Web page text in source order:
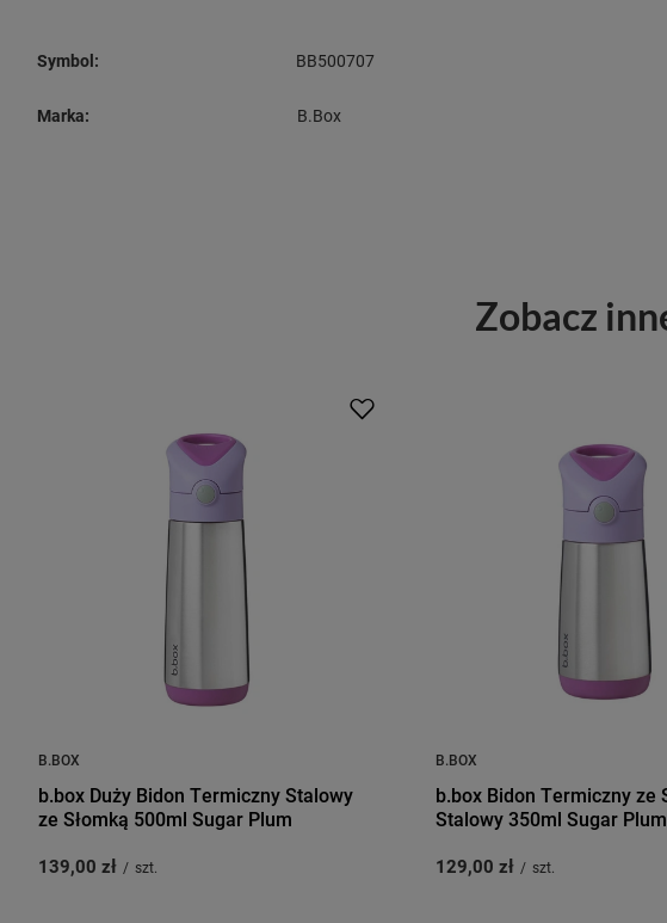
Symbol: BB500707
Marka: B.Box
Zobacz
B.BOX
b.box Duży Bidon Termiczny Stalowy
ze Słomką 500ml Sugar Plum
139,00 zł / szt.
B.BOX
b.box Bidon Termiczny ze
Stalowy 350ml Sugar Plum
129,00 zł / szt.